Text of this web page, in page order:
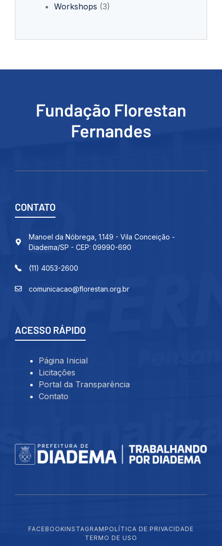
Workshops (3)
Fundação Florestan
Fernandes
CONTATO
Manoel da Nóbrega, 1.149 - Vila Conceição -
Diadema/SP - CEP: 09990-690
(11) 4053-2600
comunicacao@florestan.org.br
ACESSO RÁPIDO
Página Inicial
Licitações
Portal da Transparência
Contato
FACEBOOKINSTAGRAMPOLÍTICA DE PRIVACIDADE
TERMO DE USO